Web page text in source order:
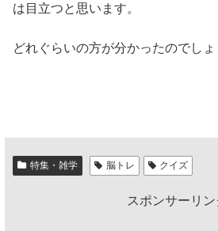
は目立つと思います。
どれぐらいの方が分かったのでしょ
特集・雑学 脳トレ クイズ
スポンサーリン